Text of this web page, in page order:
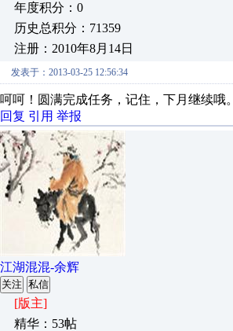
年度积分：0
历史总积分：71359
注册：2010年8月14日
发表于：2013-03-25 12:56:34
呵呵！圆满完成任务，记住，下月继续哦。
回复 引用 举报
江湖混混-余辉
关注 私信
[版主]
精华：53帖